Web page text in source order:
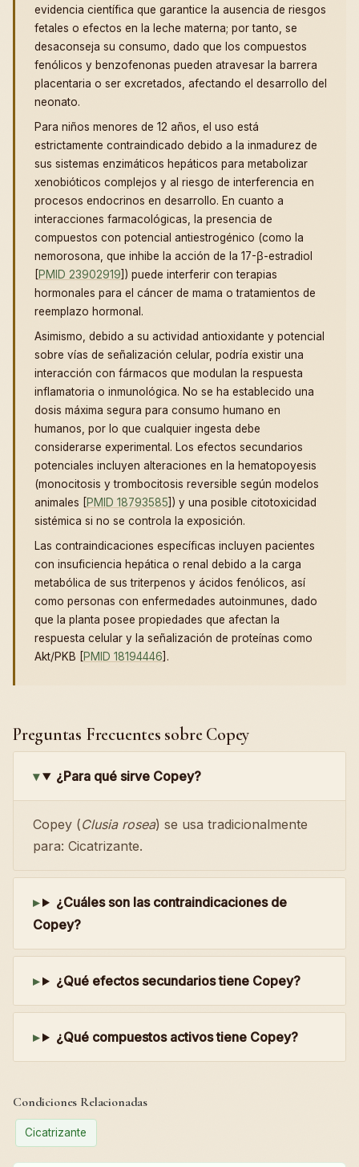
evidencia científica que garantice la ausencia de riesgos
fetales o efectos en la leche materna; por tanto, se
desaconseja su consumo, dado que los compuestos
fenólicos y benzofenonas pueden atravesar la barrera
placentaria o ser excretados, afectando el desarrollo del
neonato.
Para niños menores de 12 años, el uso está
estrictamente contraindicado debido a la inmadurez de
sus sistemas enzimáticos hepáticos para metabolizar
xenobióticos complejos y al riesgo de interferencia en
procesos endocrinos en desarrollo. En cuanto a
interacciones farmacológicas, la presencia de
compuestos con potencial antiestrogénico (como la
nemorosona, que inhibe la acción de la 17-β-estradiol
[PMID 23902919]) puede interferir con terapias
hormonales para el cáncer de mama o tratamientos de
reemplazo hormonal.
Asimismo, debido a su actividad antioxidante y potencial
sobre vías de señalización celular, podría existir una
interacción con fármacos que modulan la respuesta
inflamatoria o inmunológica. No se ha establecido una
dosis máxima segura para consumo humano en
humanos, por lo que cualquier ingesta debe
considerarse experimental. Los efectos secundarios
potenciales incluyen alteraciones en la hematopoyesis
(monocitosis y trombocitosis reversible según modelos
animales [PMID 18793585]) y una posible citotoxicidad
sistémica si no se controla la exposición.
Las contraindicaciones específicas incluyen pacientes
con insuficiencia hepática o renal debido a la carga
metabólica de sus triterpenos y ácidos fenólicos, así
como personas con enfermedades autoinmunes, dado
que la planta posee propiedades que afectan la
respuesta celular y la señalización de proteínas como
Akt/PKB [PMID 18194446].
Preguntas Frecuentes sobre Copey
¿Para qué sirve Copey?
Copey (Clusia rosea) se usa tradicionalmente
para: Cicatrizante.
¿Cuáles son las contraindicaciones de
Copey?
¿Qué efectos secundarios tiene Copey?
¿Qué compuestos activos tiene Copey?
Condiciones Relacionadas
Cicatrizante